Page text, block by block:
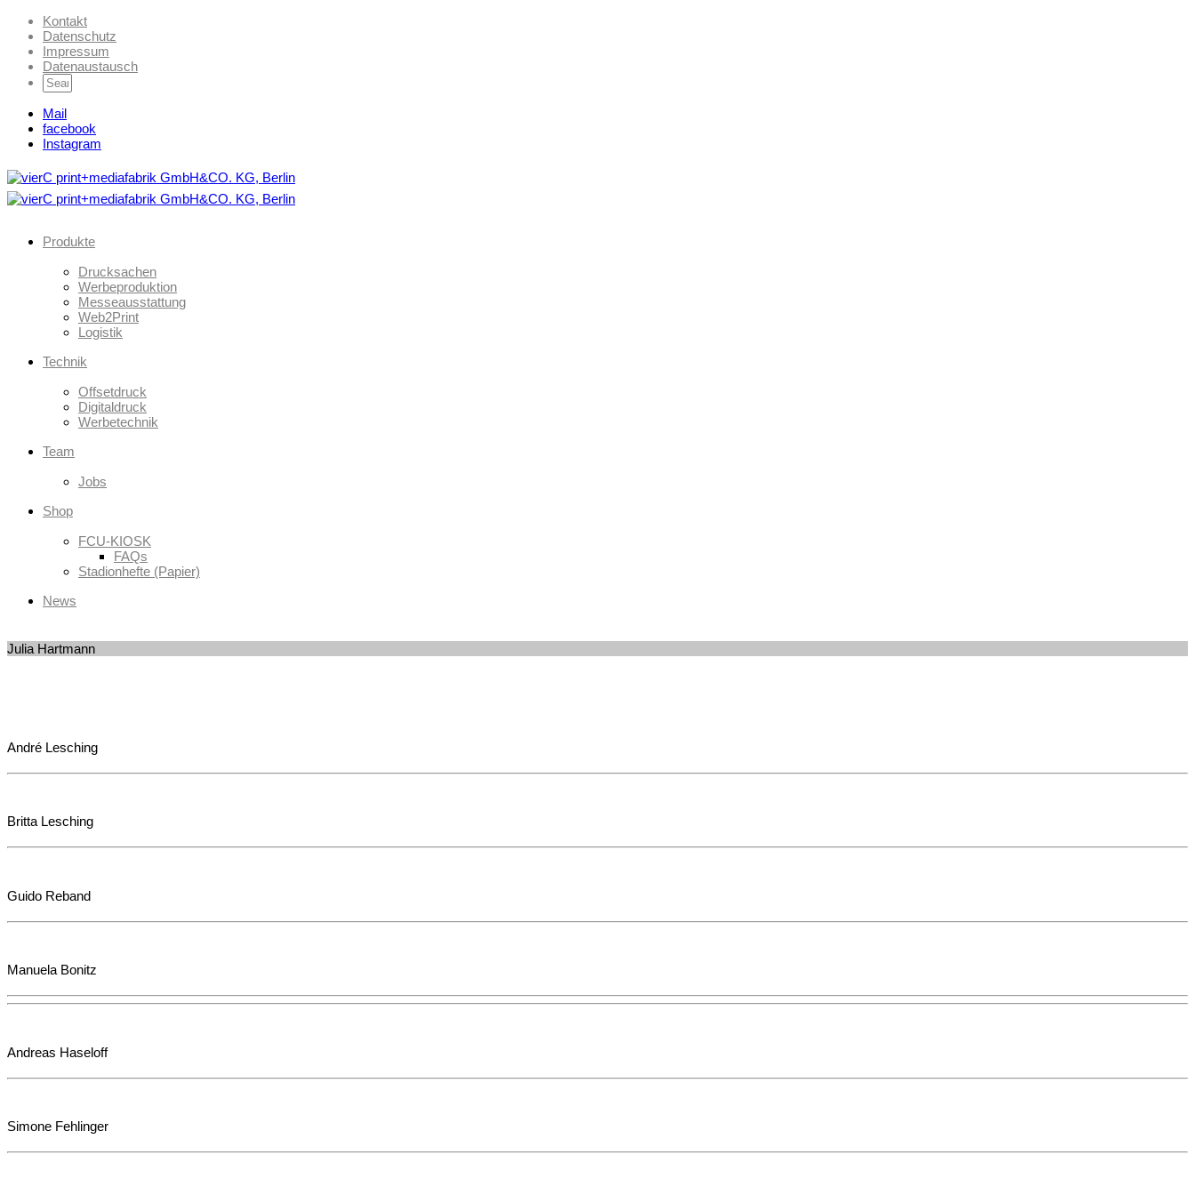
Kontakt
Datenschutz
Impressum
Datenaustausch
Mail
facebook
Instagram
Produkte
Drucksachen
Werbeproduktion
Messeausstattung
Web2Print
Logistik
Technik
Offsetdruck
Digitaldruck
Werbetechnik
Team
Jobs
Shop
FCU-KIOSK
FAQs
Stadionhefte (Papier)
News
Julia Hartmann
André Lesching
Britta Lesching
Guido Reband
Manuela Bonitz
Andreas Haseloff
Simone Fehlinger